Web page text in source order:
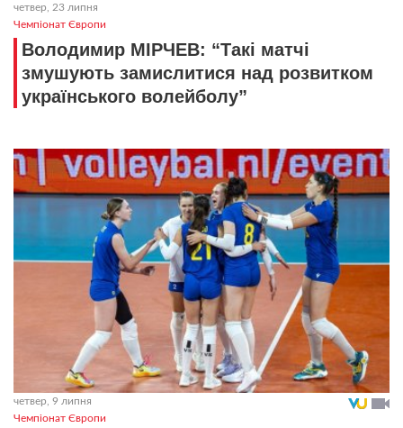
четвер, 23 липня
Чемпіонат Європи
Володимир МІРЧЕВ: “Такі матчі
змушують замислитися над розвитком
українського волейболу”
четвер, 9 липня
Чемпіонат Європи